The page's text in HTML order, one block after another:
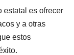
estatal es ofrecer
y a otras
estos